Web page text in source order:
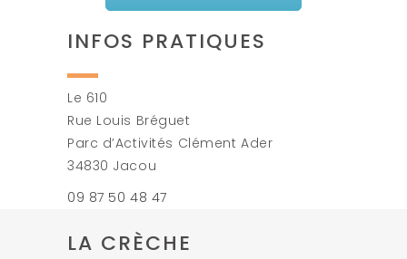
INFOS PRATIQUES
Le 610
Rue Louis Bréguet
Parc d’Activités Clément Ader
34830 Jacou
09 87 50 48 47
LA CRÈCHE